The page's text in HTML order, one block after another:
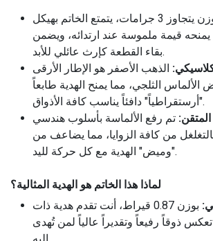
بوزن يتجاوز 3 جرامات، يتمتع الخاتم بهيكل
قيمة ملموسة عند ارتدائه، ويضمن
بقاء القطعة كإرث عائلي للأبد.
الذهب الأصفر هو الإطار الأرقى
الألماس الثلجي، مما يمنح الهدية طابعاً
"أرستقراطياً" دافئاً يناسب كافة الأذواق.
تم رفع الألماسة بأسلوب هندسي
من كافة الزوايا، مما يضاعف من
"وميض" الهدية مع كل حركة لليد.
لماذا هذا الخاتم هو الهدية المثالية؟
بوزن 0.87 قيراط، أنت تقدم هدية ذات
ذوقاً رفيعاً وتقديراً عالياً لمن تُهدى